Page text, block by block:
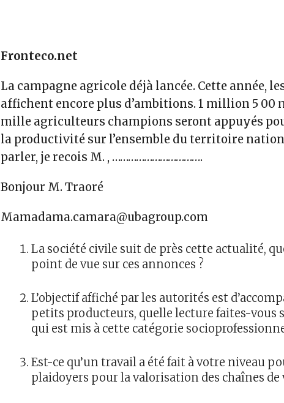
Fronteco.net
La campagne agricole déjà lancée. Cette année,
affichent encore plus d’ambitions. 1 million 5 00
mille agriculteurs champions seront appuyés
la productivité sur l’ensemble du territoire
parler, je recois M. , …………………………….
Bonjour M. Traoré
Mamadama.camara@ubagroup.com
La société civile suit de près cette actualité,
point de vue sur ces annonces ?
L’objectif affiché par les autorités est
petits producteurs, quelle lecture faites-vous
qui est mis à cette catégorie
Est-ce qu’un travail a été fait à votre niveau
plaidoyers pour la valorisation des chaînes de